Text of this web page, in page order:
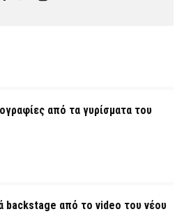
από τα γυρίσματα του
backstage από το video του νέου